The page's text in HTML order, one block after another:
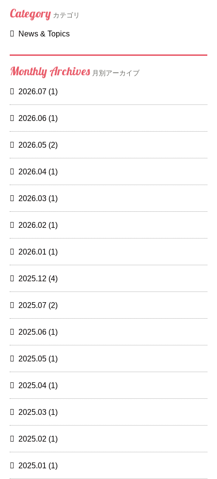
Category カテゴリ
News & Topics
Monthly Archives 月別アーカイブ
2026.07 (1)
2026.06 (1)
2026.05 (2)
2026.04 (1)
2026.03 (1)
2026.02 (1)
2026.01 (1)
2025.12 (4)
2025.07 (2)
2025.06 (1)
2025.05 (1)
2025.04 (1)
2025.03 (1)
2025.02 (1)
2025.01 (1)